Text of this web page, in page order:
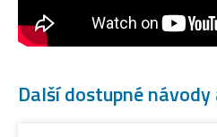
Další dostupné